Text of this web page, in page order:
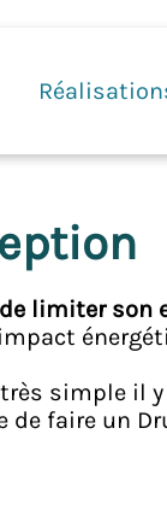
limiter
simple il
faire un